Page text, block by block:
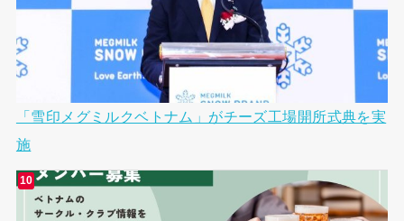
「雪印メグミルクベトナム」がチーズ工場開所式典を実
施